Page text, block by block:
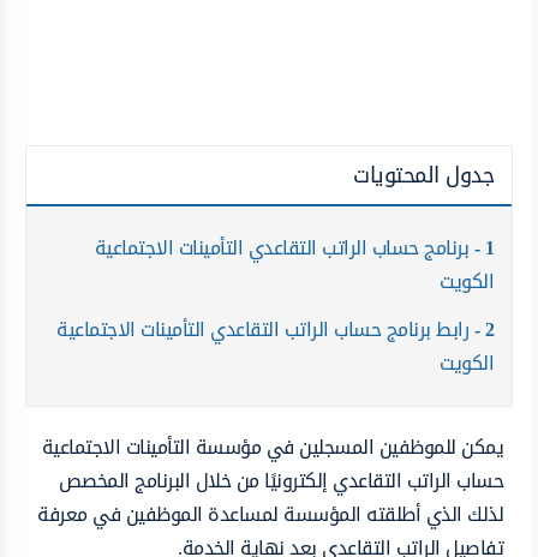
جدول المحتويات
1 برنامج حساب الراتب التقاعدي التأمينات الاجتماعية
الكويت
2 رابط برنامج حساب الراتب التقاعدي التأمينات الاجتماعية
الكويت
يمكن للموظفين المسجلين في مؤسسة التأمينات الاجتماعية
حساب الراتب التقاعدي إلكترونيًا من خلال البرنامج المخصص
لذلك الذي أطلقته المؤسسة لمساعدة الموظفين في معرفة
تفاصيل الراتب التقاعدي بعد نهاية الخدمة.